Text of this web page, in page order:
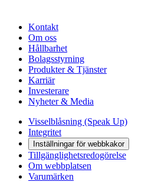
Kontakt
Om oss
Hållbarhet
Bolagsstyrning
Produkter & Tjänster
Karriär
Investerare
Nyheter & Media
Visselblåsning (Speak Up)
Integritet
Inställningar för webbkakor
Tillgänglighetsredogörelse
Om webbplatsen
Varumärken